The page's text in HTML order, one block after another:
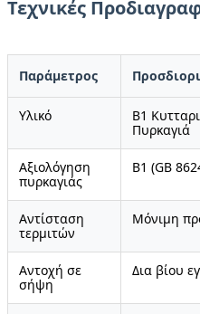
Τεχνικές
Παράμετρος
Υλικό
Β1
Πυρκαγιά
Αξιολόγηση
πυρκαγιάς
B1 (GB
Αντίσταση
τερμιτών
Μόνιμη
Αντοχή σε
σήψη
Δια βίου